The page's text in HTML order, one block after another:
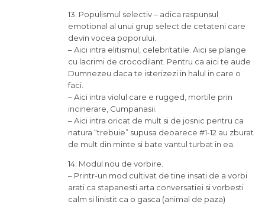
13. Populismul selectiv – adica raspunsul
emotional al unui grup select de cetateni care
devin vocea poporului.
– Aici intra elitismul, celebritatile. Aici se plange
cu lacrimi de crocodilant. Pentru ca aici te aude
Dumnezeu daca te isterizezi in halul in care o
faci.
– Aici intra violul care e rugged, mortile prin
incinerare, Cumpanasii.
– Aici intra oricat de mult si de josnic pentru ca
natura “trebuie” supusa deoarece #1-12 au zburat
de mult din minte si bate vantul turbat in ea.
14. Modul nou de vorbire.
– Printr-un mod cultivat de tine insati de a vorbi
arati ca stapanesti arta conversatiei si vorbesti
calm si linistit ca o gasca (animal de paza)